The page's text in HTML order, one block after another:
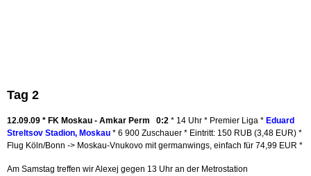
Tag 2
12.09.09 * FK Moskau - Amkar Perm 0:2 * 14 Uhr * Premier Liga * Eduard
Streltsov Stadion, Moskau * 6 900 Zuschauer * Eintritt: 150 RUB (3,48 EUR) *
Flug Köln/Bonn -> Moskau-Vnukovo mit germanwings, einfach für 74,99 EUR *
Am Samstag treffen wir Alexej gegen 13 Uhr an der Metrostation